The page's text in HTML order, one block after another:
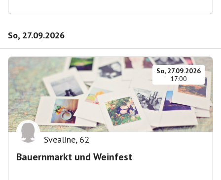
So, 27.09.2026
So, 27.09.2026
17:00
Svealine, 62
Bauernmarkt und Weinfest